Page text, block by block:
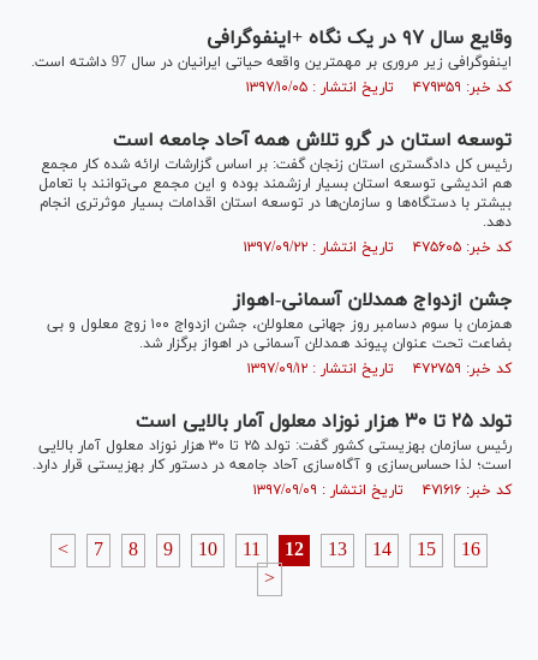
وقایع سال ۹۷ در یک نگاه +اینفوگرافی
اینفوگرافی زیر مروری بر مهمترین واقعه حیاتی ایرانیان در سال 97 داشته است.
کد خبر: ۴۷۹۳۵۹ تاریخ انتشار : ۱۳۹۷/۱۰/۰۵
توسعه استان در گرو تلاش همه آحاد جامعه است
رئیس کل دادگستری استان زنجان گفت: بر اساس گزارشات ارائه شده کار مجمع
هم اندیشی توسعه استان بسیار ارزشمند بوده و این مجمع می‌توانند با تعامل
بیشتر با دستگاه‌ها و سازمان‌ها در توسعه استان اقدامات بسیار موثرتری انجام
دهد.
کد خبر: ۴۷۵۶۰۵ تاریخ انتشار : ۱۳۹۷/۰۹/۲۲
جشن ازدواج همدلان آسمانی-اهواز
همزمان با سوم دسامبر روز جهانی معلولان، جشن ازدواج ۱۰۰ زوج معلول و بی
بضاعت تحت عنوان پیوند همدلان آسمانی در اهواز برگزار شد.
کد خبر: ۴۷۲۷۵۹ تاریخ انتشار : ۱۳۹۷/۰۹/۱۲
تولد ۲۵ تا ۳۰ هزار نوزاد معلول آمار بالایی است
رئیس سازمان بهزیستی کشور گفت: تولد ۲۵ تا ۳۰ هزار نوزاد معلول آمار بالایی
است؛ لذا حساس‌سازی و آگاه‌سازی آحاد جامعه در دستور کار بهزیستی قرار دارد.
کد خبر: ۴۷۱۶۱۶ تاریخ انتشار : ۱۳۹۷/۰۹/۰۹
< 7 8 9 10 11 12 13 14 15
16
>